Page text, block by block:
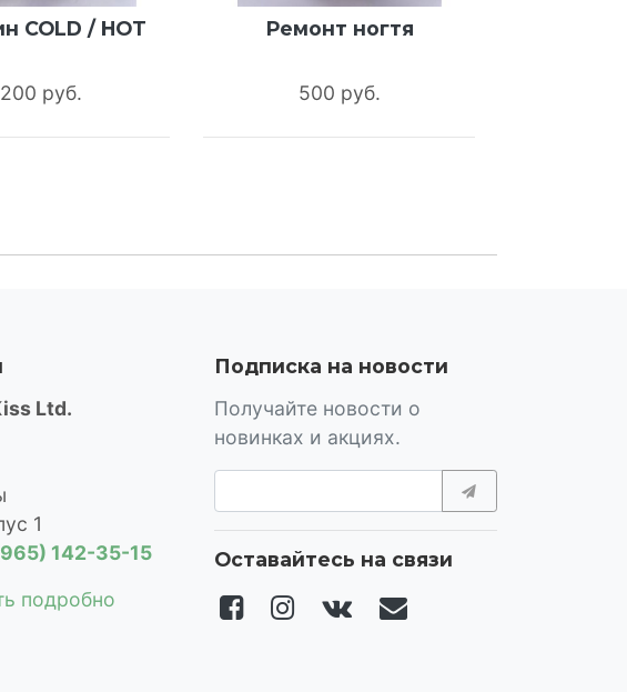
COLD / HOT
руб.
Ремонт ногтя
500 руб.
Ltd.
1
142-35-15
подробно
Подписка на новости
Получайте новости о
новинках и акциях.
Оставайтесь на связи